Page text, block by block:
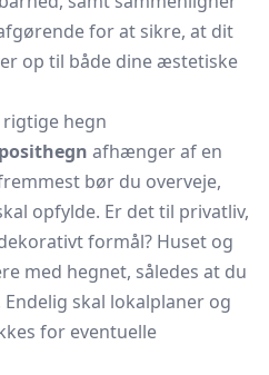
for at sikre, at dit
op til både dine æstetiske
hegn
afhænger af en
bør du overveje,
opfylde. Er det til privatliv,
formål? Huset og
med hegnet, således at du
skal lokalplaner og
for eventuelle